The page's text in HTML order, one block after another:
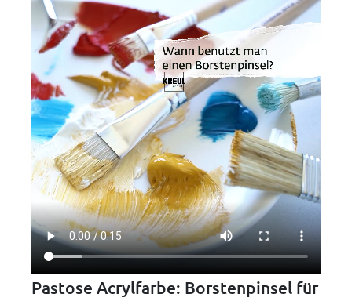
Pastose Acrylfarbe: Borstenpinsel für